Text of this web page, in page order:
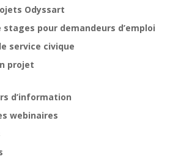
Odyssart
stages pour demandeurs d’emploi
service civique
projet
d’information
webinaires